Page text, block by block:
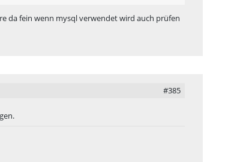
da fein wenn mysql verwendet wird auch prüfen
#385